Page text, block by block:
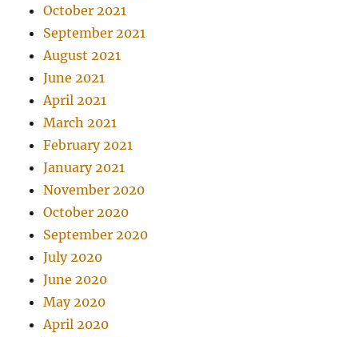
October 2021
September 2021
August 2021
June 2021
April 2021
March 2021
February 2021
January 2021
November 2020
October 2020
September 2020
July 2020
June 2020
May 2020
April 2020